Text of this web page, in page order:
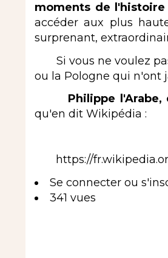
moments de l'histoire
accéder aux plus
surprenant,
Si vous ne voulez
ou la Pologne qui n'ont
Philippe
qu'en dit Wikipédia :
https://
Se connecter ou
341 vues